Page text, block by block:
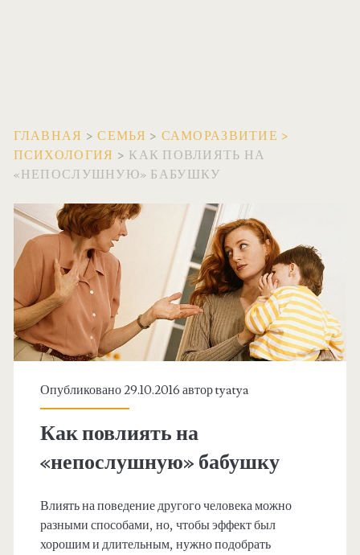
ГЛАВНАЯ >СЕМЬЯ > САМОРАЗВИТИЕ >
ПСИХОЛОГИЯ > КАК ПОВЛИЯТЬ НА
«НЕПОСЛУШНУЮ» БАБУШКУ
Опубликовано 29.10.2016 авторtyatya
Как повлиять на
«непослушную» бабушку
Влиять на поведение другого человека можно
разными способами, но, чтобы эффект был
хорошим и длительным, нужно подобрать